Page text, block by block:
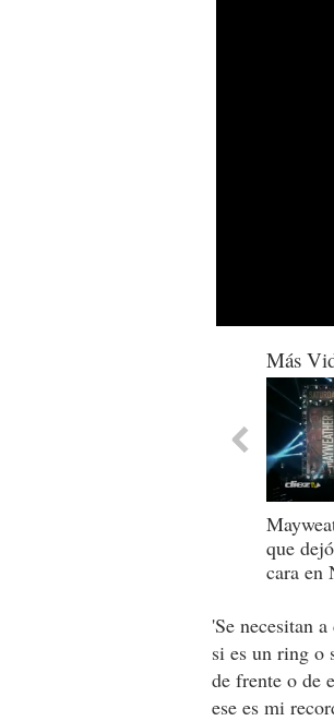
seconds
seconds
90%
Más
que
cara en
'Se necesitan
si es un ring o
de frente o de
ese es mi